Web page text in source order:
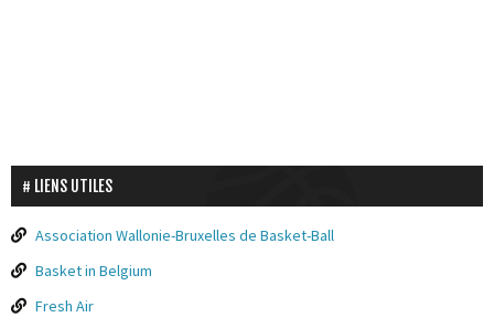
LIENS UTILES
Association Wallonie-Bruxelles de Basket-Ball
Basket in Belgium
Fresh Air